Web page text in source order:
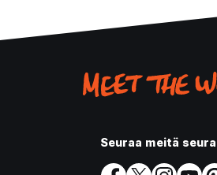
Seuraa meitä